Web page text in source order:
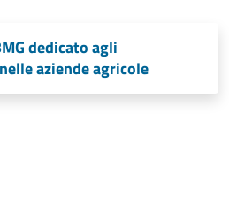
dedicato agli
aziende agricole